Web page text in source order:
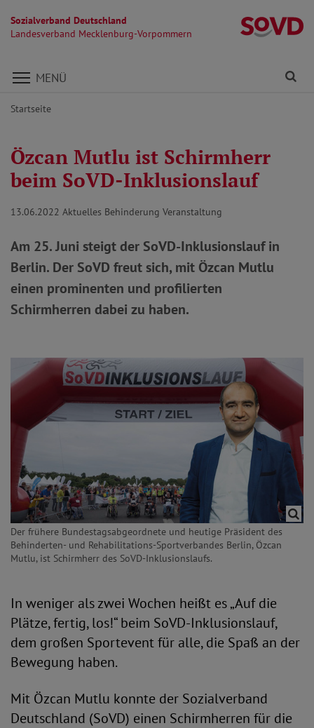
Sozialverband Deutschland
Landesverband Mecklenburg-Vorpommern
Direkt zu den Inhalten springen
MENÜ
Startseite
Özcan Mutlu ist Schirmherr
beim SoVD-Inklusionslauf
13.06.2022 Aktuelles Behinderung Veranstaltung
Am 25. Juni steigt der SoVD-Inklusionslauf in
Berlin. Der SoVD freut sich, mit Özcan Mutlu
einen prominenten und profilierten
Schirmherren dabei zu haben.
Der frühere Bundestagsabgeordnete und heutige Präsident des
Behinderten- und Rehabilitations-Sportverbandes Berlin, Özcan
Mutlu, ist Schirmherr des SoVD-Inklusionslaufs.
In weniger als zwei Wochen heißt es „Auf die
Plätze, fertig, los!“ beim SoVD-Inklusionslauf,
dem großen Sportevent für alle, die Spaß an der
Bewegung haben.
Mit Özcan Mutlu konnte der Sozialverband
Deutschland (SoVD) einen Schirmherren für die